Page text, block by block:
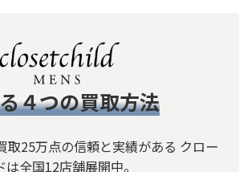
４つの買取方法
取25万点の信頼と実績がある クロー
全国12店舗展開中。